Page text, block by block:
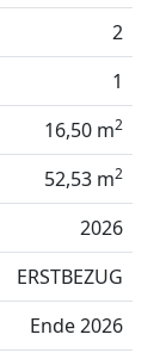
2
1
16,50 m2
52,53 m2
2026
ERSTBEZUG
Ende 2026